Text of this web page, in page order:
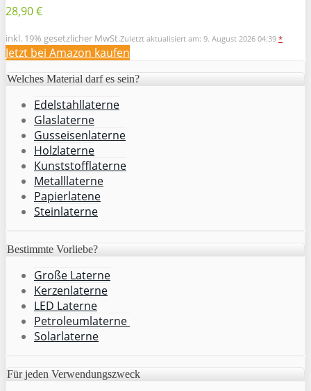
28,90 €
inkl. 19% gesetzlicher MwSt.Zuletzt aktualisiert am: 9. August 2026 04:39 *
Jetzt bei Amazon kaufen
Welches Material darf es sein?
Edelstahllaterne
Glaslaterne
Gusseisenlaterne
Holzlaterne
Kunststofflaterne
Metalllaterne
Papierlatene
Steinlaterne
Bestimmte Vorliebe?
Große Laterne
Kerzenlaterne
LED Laterne
Petroleumlaterne
Solarlaterne
Für jeden Verwendungszweck